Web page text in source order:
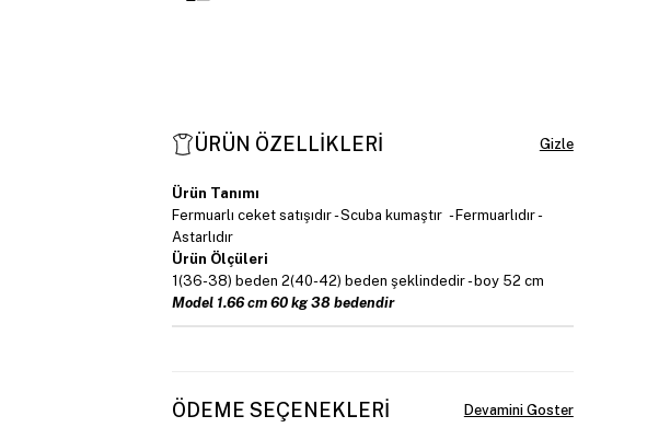
ÜRÜN ÖZELLIKLERI
Ürün Tanımı
Fermuarlı ceket satışıdır - Scuba kumaştır - Fermuarlıdır -
Astarlıdır
Ürün Ölçüleri
1(36-38) beden 2(40-42) beden şeklindedir - boy 52 cm
Model 1.66 cm 60 kg 38 bedendir
ÖDEME SEÇENEKLERI